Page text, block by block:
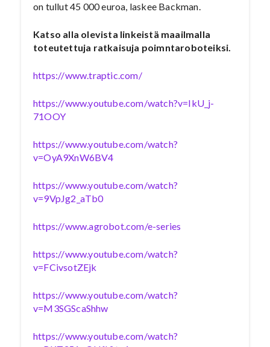
on tullut 45 000 euroa, laskee Backman.
Katso alla olevista linkeistä maailmalla
toteutettuja ratkaisuja poimntaroboteiksi.
https://www.traptic.com/
https://www.youtube.com/watch?v=IkU_j-
71OOY
https://www.youtube.com/watch?
v=OyA9XnW6BV4
https://www.youtube.com/watch?
v=9VpJg2_aTb0
https://www.agrobot.com/e-series
https://www.youtube.com/watch?
v=FCivsotZEjk
https://www.youtube.com/watch?
v=M3SGScaShhw
https://www.youtube.com/watch?